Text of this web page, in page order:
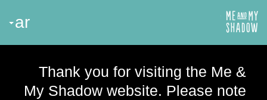
Thank you for visiting the Me &
My Shadow website. Please note
ar